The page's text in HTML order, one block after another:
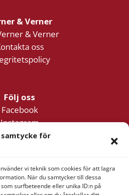
för
vi teknik som cookies för att lagra
När du samtycker till dessa
surfbeteende eller unika ID:n på
& Verner
& Verner
oss
Följ oss
Facebook
Instagram
YouTube
Nordstan AB